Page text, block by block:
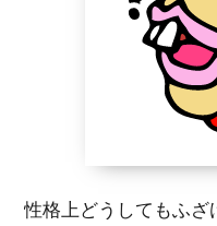
性格上どうしてもふざ